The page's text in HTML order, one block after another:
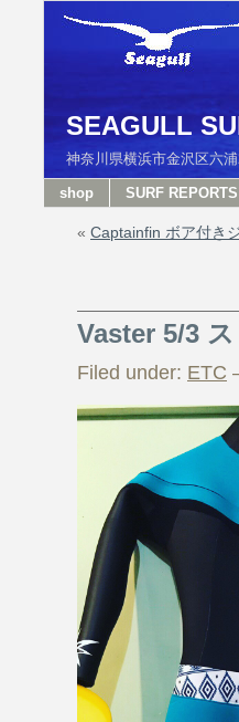
SEAGULL
神奈川県横浜市
shop SURF REPORTS
« Captainfin ボア付き
Vaster 5/3
Filed under: ETC